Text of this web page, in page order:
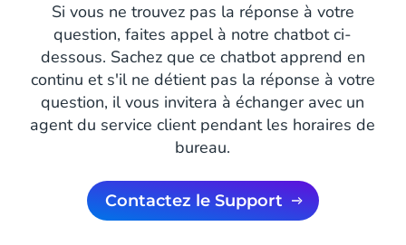
Si vous ne trouvez pas la réponse à votre
question, faites appel à notre chatbot ci-
dessous. Sachez que ce chatbot apprend en
continu et s'il ne détient pas la réponse à votre
question, il vous invitera à échanger avec un
agent du service client pendant les horaires de
bureau.
Contactez le Support